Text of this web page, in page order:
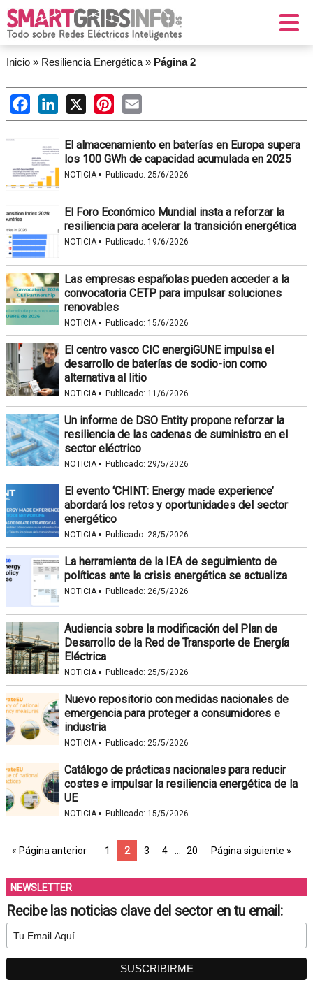
Inicio» Resiliencia Energética» Página 2
FacebookLinkedIn
X PinterestEmail
El almacenamiento en baterías en Europa supera
los 100 GWh de capacidad acumulada en 2025
NOTICIA· Publicado: 25/6/2026
El Foro Económico Mundial insta a reforzar la
resiliencia para acelerar la transición energética
NOTICIA· Publicado: 19/6/2026
Las empresas españolas pueden acceder a la
convocatoria CETP para impulsar soluciones
renovables
NOTICIA· Publicado: 15/6/2026
El centro vasco CIC energiGUNE impulsa el
desarrollo de baterías de sodio-ion como
alternativa al litio
NOTICIA· Publicado: 11/6/2026
Un informe de DSO Entity propone reforzar la
resiliencia de las cadenas de suministro en el
sector eléctrico
NOTICIA· Publicado: 29/5/2026
El evento ‘CHINT: Energy made experience’
abordará los retos y oportunidades del sector
energético
NOTICIA· Publicado: 28/5/2026
La herramienta de la IEA de seguimiento de
políticas ante la crisis energética se actualiza
NOTICIA· Publicado: 26/5/2026
Audiencia sobre la modificación del Plan de
Desarrollo de la Red de Transporte de Energía
Eléctrica
NOTICIA· Publicado: 25/5/2026
Nuevo repositorio con medidas nacionales de
emergencia para proteger a consumidores e
industria
NOTICIA· Publicado: 25/5/2026
Catálogo de prácticas nacionales para reducir
costes e impulsar la resiliencia energética de la
UE
NOTICIA· Publicado: 15/5/2026
« Página anterior 1 2 3 4 20 Página siguiente »
NEWSLETTER
Recibe las noticias clave del sector en tu email: